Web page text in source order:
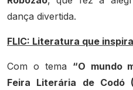
dança divertida.
FLIC: Literatura que
Com o tema “O mundo
Feira Literária de Codó